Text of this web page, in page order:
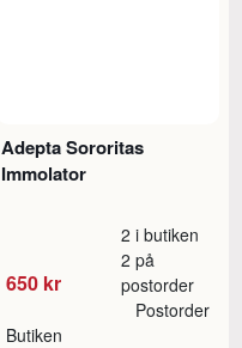
Adepta Sororitas
Immolator
650 kr
2 i butiken
2 på
postorder
Butiken
Postorder